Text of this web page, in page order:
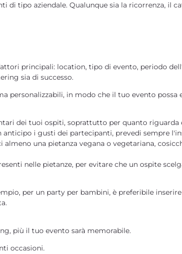
di tipo aziendale. Qualunque sia la ricorrenza, il
principali: location, tipo di evento, periodo
sia di successo.
personalizzabili, in modo che il tuo evento possa
dei tuoi ospiti, soprattutto per quanto riguarda
anticipo i gusti dei partecipanti, prevedi sempre
una pietanza vegana o vegetariana,
nelle pietanze, per evitare che un ospite
per un party per bambini, è preferibile
più il tuo evento sarà memorabile.
occasioni.